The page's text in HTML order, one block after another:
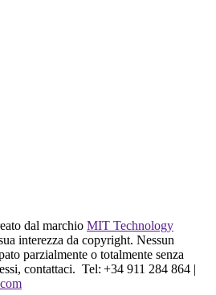
dal marchio MIT Technology
interezza da copyright. Nessun
parzialmente o totalmente senza
contattaci. Tel: +34 911 284 864 |